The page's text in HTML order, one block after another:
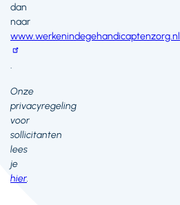
dan
naar
www.werkenindegehandicaptenzorg.nl
.
Onze
privacyregeling
voor
sollicitanten
lees
je
hier.